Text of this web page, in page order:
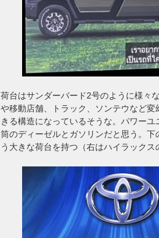
荷台はサンダーバード2号のように様々
や移動店舗、トラック、ソンテウなど
きる構造になっているそうな。パワー
筒のディーゼルとガソリンだと思う。
う大きな荷台を持つ（右はハイラックス